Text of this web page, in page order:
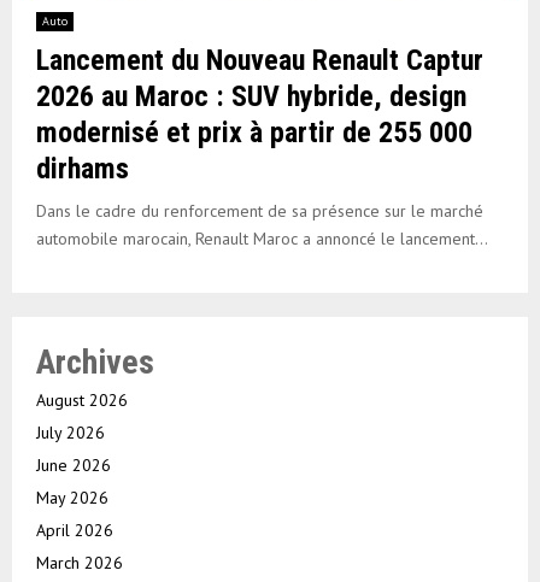
Auto
Lancement du Nouveau Renault Captur
2026 au Maroc : SUV hybride, design
modernisé et prix à partir de 255 000
dirhams
Dans le cadre du renforcement de sa présence sur le marché
automobile marocain, Renault Maroc a annoncé le lancement...
Archives
August 2026
July 2026
June 2026
May 2026
April 2026
March 2026